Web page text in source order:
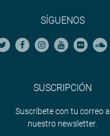
SÍGUENOS
SUSCRIPCIÓN
Suscríbete con tu correo a
nuestro newsletter.